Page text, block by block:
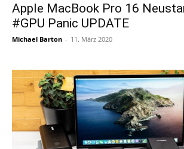
Apple MacBook Pro 16
#GPU Panic UPDATE
Michael Barton - 11. März 2020